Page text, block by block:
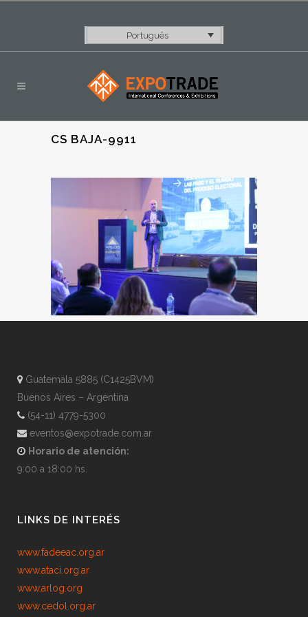
Português
CS BAJA-9911
Guatemala 5885 (C1425BVM)
Buenos Aires – Argentina
(54-11) 4779-5300
eventos@expotrade.com.ar
Horario de atención:
9:00 a 18:00 hs.
LINKS DE INTERÉS
www.fadeeac.org.ar
www.ataci.org.ar
www.arlog.org
www.cedol.org.ar